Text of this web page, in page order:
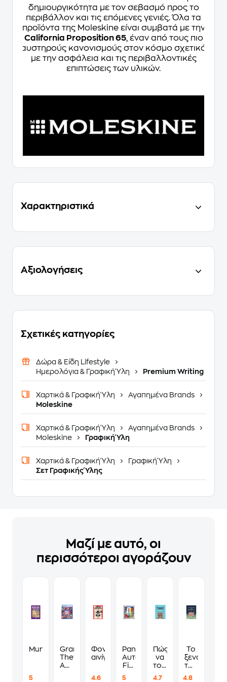
δημιουργικότητα με τον σεβασμό προς το
περιβάλλον και τις επόμενες γενιές. Όλα τα
προϊόντα της Moleskine είναι συμβατά με την
California Proposition 65, έναν από τους πιο
αυστηρούς κανονισμούς στον κόσμο σχετικά
με την ασφάλεια και τις περιβαλλοντικές
επιπτώσεις των υλικών.
Χαρακτηριστικά
Αξιολογήσεις
Σχετικές κατηγορίες
Δώρα & Είδη Lifestyle
Ημερολόγια & Γραφική Ύλη
Premium Writing
Χαρτικά & Γραφική Ύλη
Αγαπημένα Brands
Moleskine
Χαρτικά & Γραφική Ύλη
Αγαπημένα Brands
Moleskine
Γραφική Ύλη
Χαρτικά & Γραφική Ύλη
Γραφική Ύλη
Σετ Γραφικής Ύλης
Μαζί με αυτό, οι
περισσότεροι αγοράζουν
Murdoku
5
Grand
Theft
Auto
Φονικά
αινίγματα
4.6
Panini
Αυτοκόλλητα
Fifa
5
Πώς
να
τους
4.7
Το
ξενοδοχείο
των
4.8